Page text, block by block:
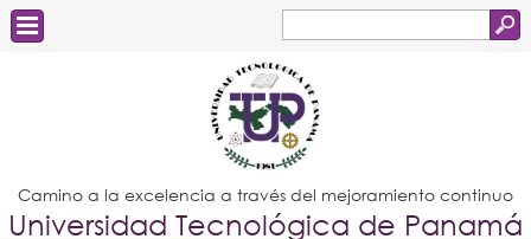
de
búsqueda
Estudiantes
Docentes
Administrativos
Graduados
Camino a la excelencia a través del mejoramiento continuo
Universidad Tecnológica de Panamá